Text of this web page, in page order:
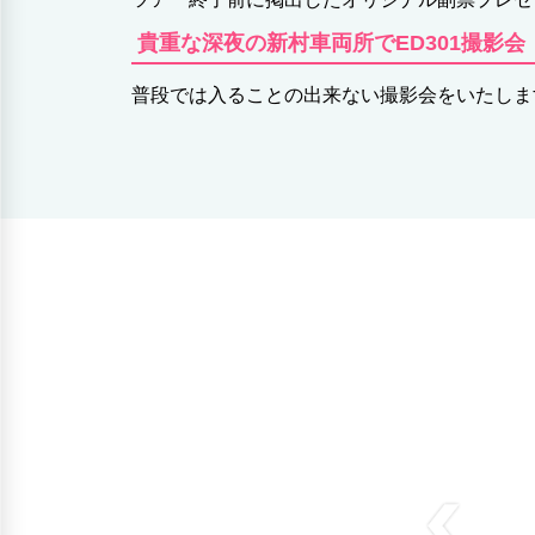
貴重な深夜の新村車両所でED301撮影会
普段では入ることの出来ない撮影会をいたし